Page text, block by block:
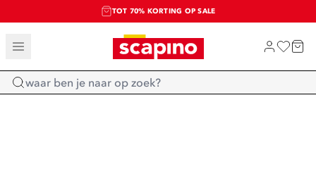
TOT 70% KORTING OP SALE
SALE: LAATSTE KANS!
SHOP NIEUW
Home